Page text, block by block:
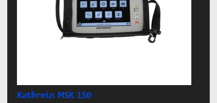
Kathrein MSK 150